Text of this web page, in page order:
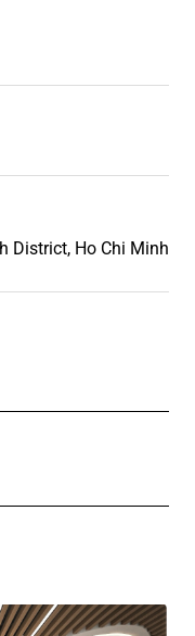
District, Ho Chi Minh